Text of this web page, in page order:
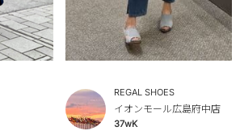
REGAL SHOES
イオンモール広島府中店
37wK